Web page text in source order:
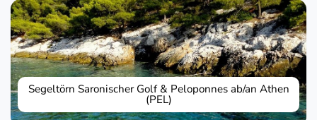
Segeltörn Saronischer Golf & Peloponnes ab/an Athen
(PEL)